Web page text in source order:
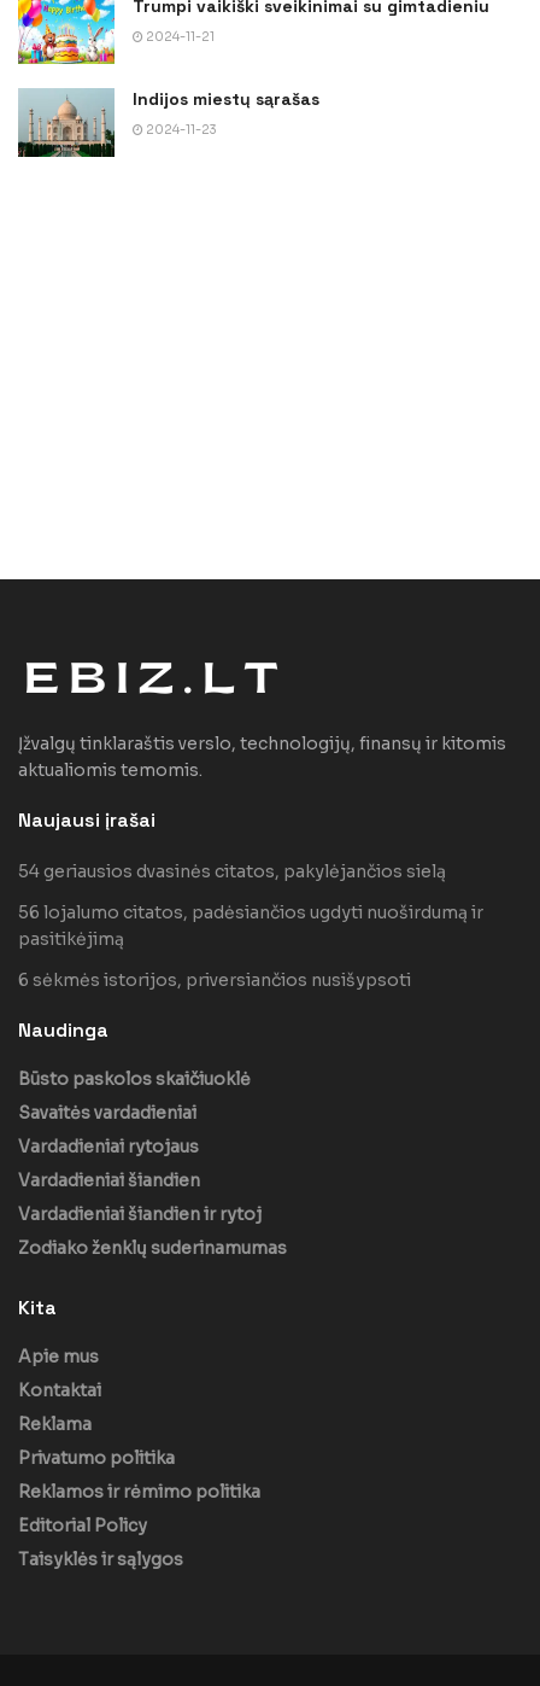
Trumpi vaikiški sveikinimai su gimtadieniu
2024-11-21
Indijos miestų sąrašas
2024-11-23
Įžvalgų tinklaraštis verslo, technologijų, finansų ir kitomis
aktualiomis temomis.
Naujausi įrašai
54 geriausios dvasinės citatos, pakylėjančios sielą
56 lojalumo citatos, padėsiančios ugdyti nuoširdumą ir
pasitikėjimą
6 sėkmės istorijos, priversiančios nusišypsoti
Naudinga
Būsto paskolos skaičiuoklė
Savaitės vardadieniai
Vardadieniai rytojaus
Vardadieniai šiandien
Vardadieniai šiandien ir rytoj
Zodiako ženklų suderinamumas
Kita
Apie mus
Kontaktai
Reklama
Privatumo politika
Reklamos ir rėmimo politika
Editorial Policy
Taisyklės ir sąlygos